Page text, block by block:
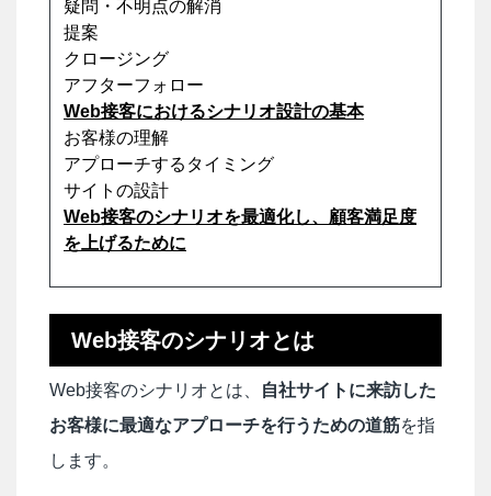
疑問・不明点の解消
提案
クロージング
アフターフォロー
Web接客におけるシナリオ設計の基本
お客様の理解
アプローチするタイミング
サイトの設計
Web接客のシナリオを最適化し、顧客満足度
を上げるために
Web接客のシナリオとは
Web接客のシナリオとは、
自社サイトに来訪した
お客様に最適なアプローチを行うための道筋を指
します。